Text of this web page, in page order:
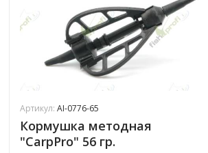
Артикул: AI-0776-65
Кормушка методная
"CarpPro" 56 гр.